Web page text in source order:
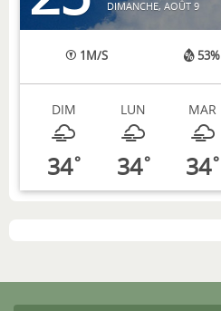
DIMANCHE, AOÛT 9
1M/S 53%
DIM
34°
LUN
34°
MAR
34°